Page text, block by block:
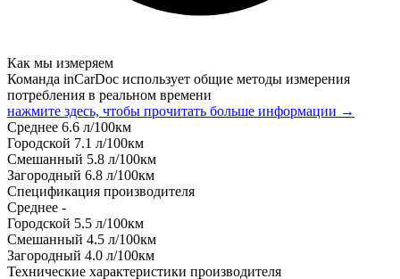
Как мы измеряем
Команда inCarDoc использует общие методы измерения
потребления в реальном времени
нажмите здесь, чтобы прочитать больше информации →
Среднее 6.6 л/100км
Городской 7.1 л/100км
Смешанный 5.8 л/100км
Загородный 6.8 л/100км
Спецификация производителя
Среднее -
Городской 5.5 л/100км
Смешанный 4.5 л/100км
Загородный 4.0 л/100км
Технические характеристики производителя